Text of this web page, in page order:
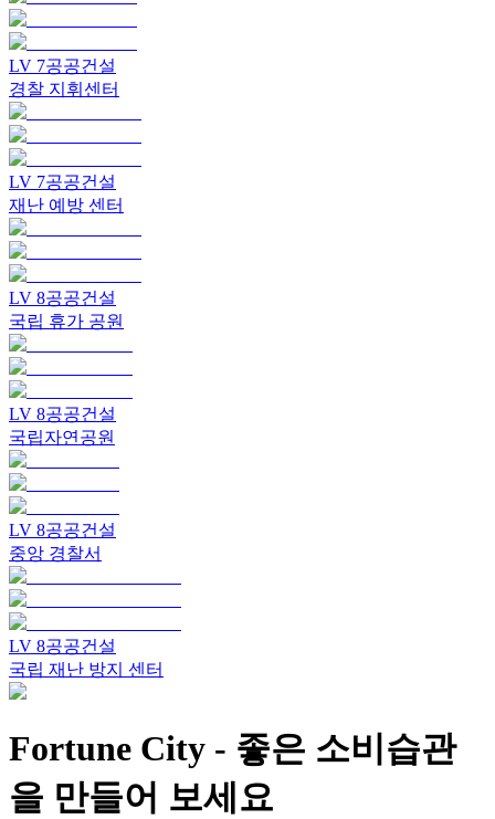
LV 7공공건설
경찰 지휘센터
LV 7공공건설
재난 예방 센터
LV 8공공건설
국립 휴가 공원
LV 8공공건설
국립자연공원
LV 8공공건설
중앙 경찰서
LV 8공공건설
국립 재난 방지 센터
Fortune City - 좋은 소비습관
을 만들어 보세요